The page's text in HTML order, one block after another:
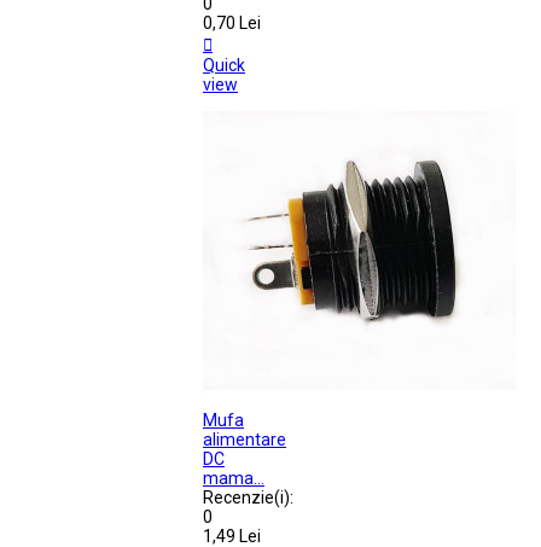
0,70 Lei

Quick
view
Mufa
alimentare
DC
mama...
Recenzie(i):
0
1,49 Lei